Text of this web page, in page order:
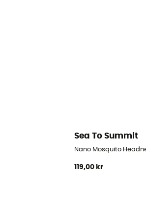
Sea To Summit
Nano Mosquito
119,00 kr